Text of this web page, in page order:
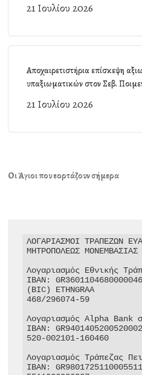
21 Ιουλίου 2026
Αποχαιρετιστήρια επίσκεψη
υπαξιωματικών στον Σεβ.
21 Ιουλίου 2026
Οι Άγιοι που εορτάζουν σήμερα
ΛΟΓΑΡΙΑΣΜΟΙ ΤΡΑΠΕΖΩΝ
ΜΗΤΡΟΠΟΛΕΩΣ
Λογαριασμός Εθνικής
IBAN:
(BIC) ETHNGRAA
468/296074-59
Λογαριασμός Alpha
IBAN:
520-002101-160460
Λογαριασμός Τράπεζας
IBAN: